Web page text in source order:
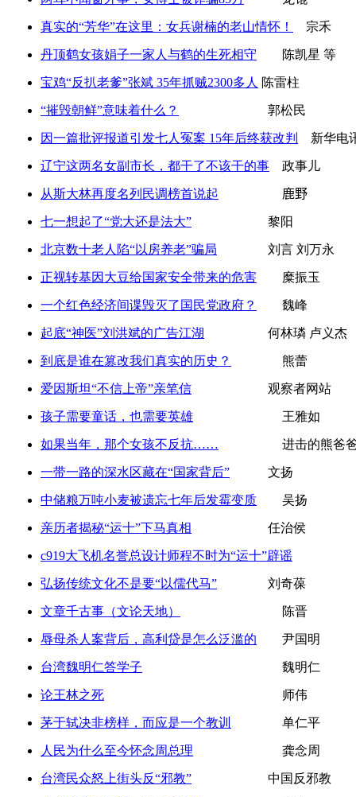
真实的“芳华”在这里：女兵谢楠的老山情怀！ 宗禾
丹顶鹤女孩娟子一家人与鹤的生死相守 陈凯星 等
宝鸡“反扒老爹”张斌 35年抓贼2300多人 陈雷柱
“摧毁朝鲜”意味着什么？ 郭松民
因一篇批评报道引发七人冤案 15年后终获改判 新华电
辽宁这两名女副市长，都干了不该干的事 政事儿
从斯大林再度名列民调榜首说起 鹿野
七一想起了“党大还是法大” 黎阳
北京数十老人陷“以房养老”骗局 刘言 刘万永
正视转基因大豆给国家安全带来的危害 糜振玉
一个红色经济间谍毁灭了国民党政府？ 魏峰
起底“神医”刘洪斌的广告江湖 何林璘 卢义杰
到底是谁在篡改我们真实的历史？ 熊蕾
爱因斯坦“不信上帝”亲笔信 观察者网站
孩子需要童话，也需要英雄 王雅如
如果当年，那个女孩不反抗…… 进击的熊爸
一带一路的深水区藏在“国家背后” 文扬
中储粮万吨小麦被遗忘七年后发霉变质 吴扬
亲历者揭秘“运十”下马真相 任治侯
c919大飞机名誉总设计师程不时为“运十”辟谣
弘扬传统文化不是要“以儒代马” 刘奇葆
文章千古事（文论天地） 陈晋
辱母杀人案背后，高利贷是怎么泛滥的 尹国明
台湾魏明仁答学子 魏明仁
论王林之死 师伟
茅于轼决非榜样，而应是一个教训 单仁平
人民为什么至今怀念周总理 龚念周
台湾民众怒上街头反“邪教” 中国反邪教